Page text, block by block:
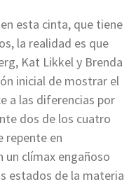
esta cinta, que tiene
la realidad es que
Kat Likkel y Brenda
inicial de mostrar el
a las diferencias por
dos de los cuatro
repente en
un clímax engañoso
estados de la materia